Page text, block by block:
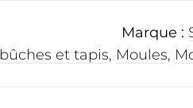
Marque :
et tapis, Moules,